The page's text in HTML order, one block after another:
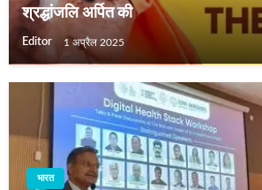
श्रद्धांजलि अर्पित की
Editor 1 अप्रैल 2025
भारत